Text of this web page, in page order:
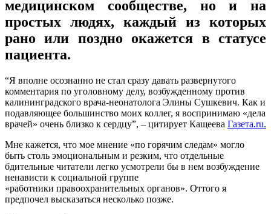
медицинском сообществе, но и на
простых людях, каждый из которых
рано или поздно окажется в статусе
пациента.
“Я вполне осознанно не стал сразу давать развернутого
комментария по уголовному делу, возбужденному против
калининградского врача-неонатолога Элины Сушкевич. Как и
подавляющее большинство моих коллег, я воспринимаю «дела
врачей» очень близко к сердцу”, – цитирует Кащеева Газета.ru.
Мне кажется, что мое мнение «по горячим следам» могло
быть столь эмоциональным и резким, что отдельные
бдительные читатели легко усмотрели бы в нем возбуждение
ненависти к социальной группе
«работники правоохранительных органов». Оттого я
предпочел высказаться несколько позже.